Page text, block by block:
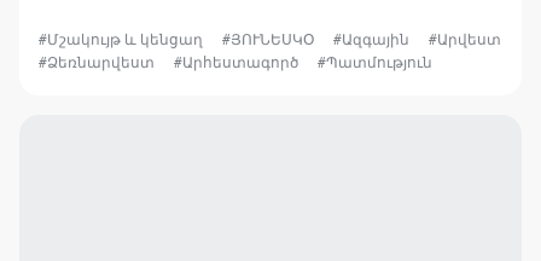
#Մշակույթ և կենցաղ #ՅՈՒՆԵՍԿՕ #Ազգային
#Արվեստ
#Ձեռնարվեստ
#Արհեստագործ #Պատմություն